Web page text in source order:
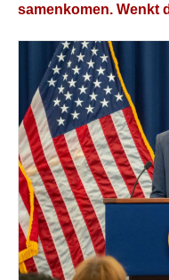
samenkomen. Wenkt